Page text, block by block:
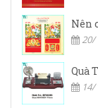
20/
Quà